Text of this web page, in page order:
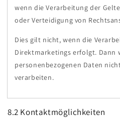
wenn die Verarbeitung der
oder Verteidigung von
Dies gilt nicht, wenn die
Direktmarketings erfolgt. Dann
personenbezogenen Daten
verarbeiten.
8.2 Kontaktmöglichkeiten